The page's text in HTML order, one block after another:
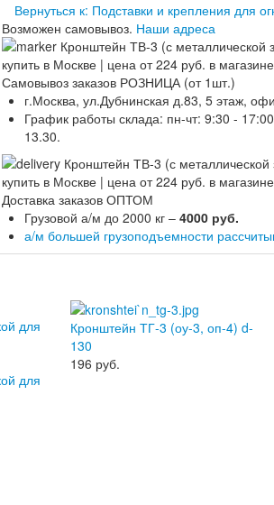
Вернуться к: Подставки и крепления для
Возможен самовывоз. Наши адреса
Самовывоз заказов РОЗНИЦА (от 1шт.)
г.Москва, ул.Дубнинская д.83, 5 этаж,
График работы склада: пн-чт: 9:30 -
13.30.
Доставка заказов ОПТОМ
Грузовой а/м до 2000 кг – 4000 руб.
а/м большей грузоподъемности
для
Кронштейн ТГ-3 (оу-3, оп-4) d-
130
196 руб.